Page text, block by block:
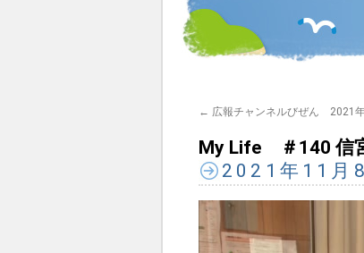
← 広報チャンネルびぜん 2021
My Life ＃140 信
2021年11月